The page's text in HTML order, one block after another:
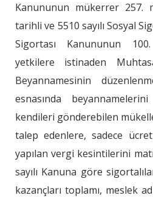
Kanununun mükerrer 257.
tarihli ve 5510 sayılı Sosyal
Sigortası Kanununun
yetkilere istinaden
Beyannamesinin
esnasında
kendileri gönderebilen
talep edenlere, sadece
yapılan vergi kesintilerini
sayılı Kanuna göre
kazançları toplamı, meslek